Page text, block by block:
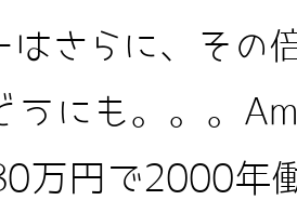
はさらに、その
うにも。。。
万円で2000年